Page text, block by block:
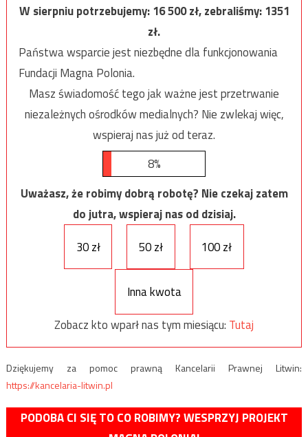
W sierpniu potrzebujemy:16 500zł, zebraliśmy:1351
zł.
Państwa wsparcie jest niezbędne dla funkcjonowania
Fundacji Magna Polonia.
Masz świadomość tego jak ważne jest przetrwanie
niezależnych ośrodków medialnych? Nie zwlekaj więc,
wspieraj nas już od teraz.
8%
Uważasz, że robimy dobrą robotę? Nie czekaj zatem
do jutra, wspieraj nas od dzisiaj.
30 zł
50 zł 100 zł
Inna kwota
Zobacz kto wparł nas tym miesiącu: Tutaj
Dziękujemy za pomoc prawną Kancelarii Prawnej Litwin:
https://kancelaria-litwin.pl
PODOBA CI SIĘ TO CO ROBIMY? WESPRZYJ PROJEKT